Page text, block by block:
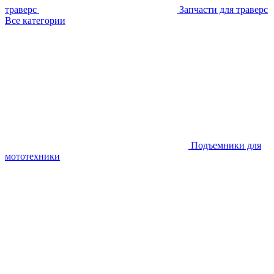
траверс
Запчасти для траверс
Все категории
Подъемники для
мототехники